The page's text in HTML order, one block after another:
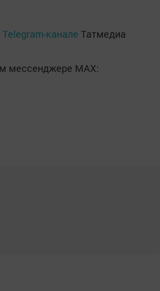
Telegram-канале Татмедиа
мессенджере MАХ: